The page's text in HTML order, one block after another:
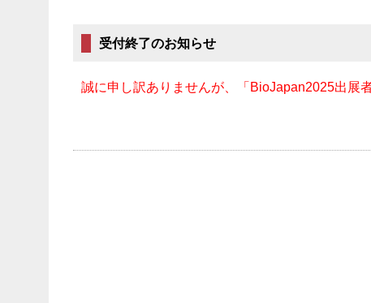
受付終了のお知らせ
誠に申し訳ありませんが、「BioJapan2025出展